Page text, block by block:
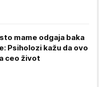
mame odgaja baka
Psiholozi kažu da ovo
ceo život